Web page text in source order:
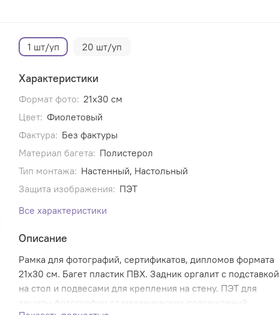
1 шт/уп 20 шт/уп
Характеристики
Формат фото: 21х30 см
Цвет: Фиолетовый
Фактура: Без фактуры
Материал багета: Полистерол
Тип монтажа: Настенный, Настольный
Защита изображения: ПЭТ
Все характеристики
Описание
Рамка для фотографий, сертификатов, дипломов формата
21х30 см. Багет пластик ПВХ. Задник оргалит с подставкой
на стол и подвесами для крепления на стену. ПЭТ для
защиты фотографии от механических повреждений.